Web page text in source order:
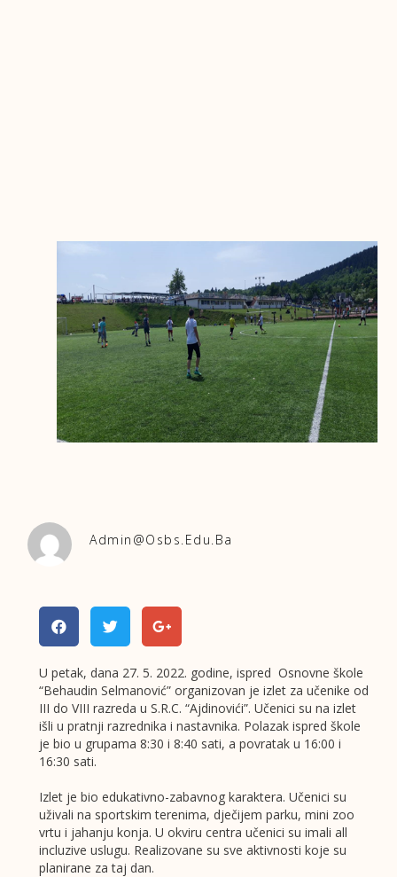
Admin@osbs.edu.ba
U petak, dana 27. 5. 2022. godine, ispred Osnovne škole
“Behaudin Selmanović” organizovan je izlet za učenike od
III do VIII razreda u S.R.C. “Ajdinovići”. Učenici su na izlet
išli u pratnji razrednika i nastavnika. Polazak ispred škole
je bio u grupama 8:30 i 8:40 sati, a povratak u 16:00 i
16:30 sati.
Izlet je bio edukativno-zabavnog karaktera. Učenici su
uživali na sportskim terenima, dječijem parku, mini zoo
vrtu i jahanju konja. U okviru centra učenici su imali all
incluzive uslugu. Realizovane su sve aktivnosti koje su
planirane za taj dan.